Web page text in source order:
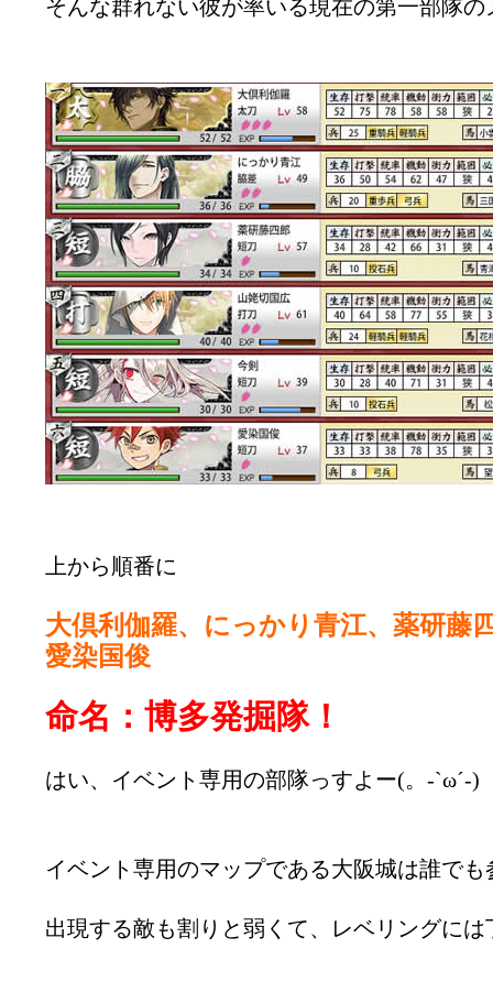
そんな群れない彼が率いる現在の第一部隊
上から順番に
大倶利伽羅、にっかり青江、薬研藤
愛染国俊
命名：博多発掘隊！
はい、イベント専用の部隊っすよー(。-`ω´-)
イベント専用のマップである大阪城は誰で
出現する敵も割りと弱くて、レベリングに